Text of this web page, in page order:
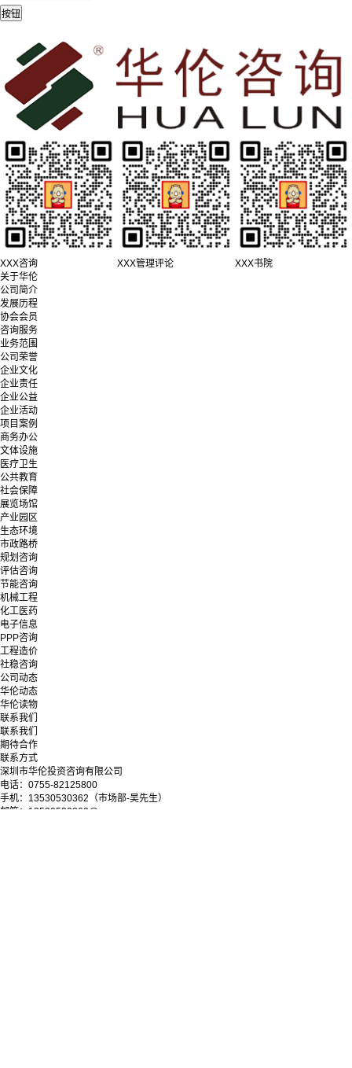
XXX咨询 XXX管理评论
XXX书院
关于华伦
公司简介
发展历程
协会会员
咨询服务
业务范围
公司荣誉
企业文化
企业责任
企业公益
企业活动
项目案例
商务办公
文体设施
医疗卫生
公共教育
社会保障
展览场馆
产业园区
生态环境
市政路桥
规划咨询
评估咨询
节能咨询
机械工程
化工医药
电子信息
PPP咨询
工程造价
社稳咨询
公司动态
华伦动态
华伦读物
联系我们
联系我们
期待合作
联系方式
深圳市华伦投资咨询有限公司
电话：0755-82125800
手机：13530530362（市场部-吴先生）
邮箱：13530530362@qq.com